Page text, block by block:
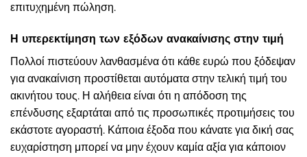
επιτυχημένη πώληση.
Η υπερεκτίμηση των εξόδων ανακαίνισης στην τιμή
Πολλοί πιστεύουν λανθασμένα ότι κάθε ευρώ που ξόδεψαν
για ανακαίνιση προστίθεται αυτόματα στην τελική τιμή του
ακινήτου τους. Η αλήθεια είναι ότι η απόδοση της
επένδυσης εξαρτάται από τις προσωπικές προτιμήσεις του
εκάστοτε αγοραστή. Κάποια έξοδα που κάνατε για δική σας
ευχαρίστηση μπορεί να μην έχουν καμία αξία για κάποιον